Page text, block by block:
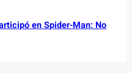
en Spider-Man: No